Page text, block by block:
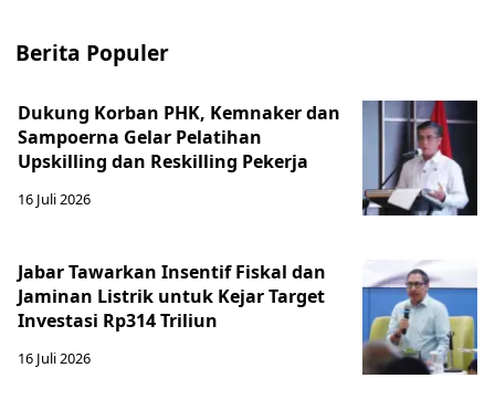
Berita Populer
Dukung Korban PHK, Kemnaker dan
Sampoerna Gelar Pelatihan
Upskilling dan Reskilling Pekerja
16 Juli 2026
Jabar Tawarkan Insentif Fiskal dan
Jaminan Listrik untuk Kejar Target
Investasi Rp314 Triliun
16 Juli 2026